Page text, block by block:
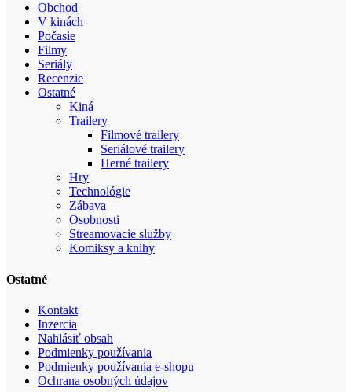
Obchod
V kinách
Počasie
Filmy
Seriály
Recenzie
Ostatné
Kiná
Trailery
Filmové trailery
Seriálové trailery
Herné trailery
Hry
Technológie
Zábava
Osobnosti
Streamovacie služby
Komiksy a knihy
Ostatné
Kontakt
Inzercia
Nahlásiť obsah
Podmienky používania
Podmienky používania e-shopu
Ochrana osobných údajov